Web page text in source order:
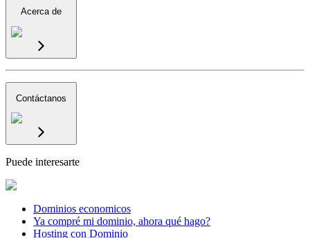
Acerca de
Contáctanos
Puede interesarte
Dominios economicos
Ya compré mi dominio, ahora qué hago?
Hosting con Dominio